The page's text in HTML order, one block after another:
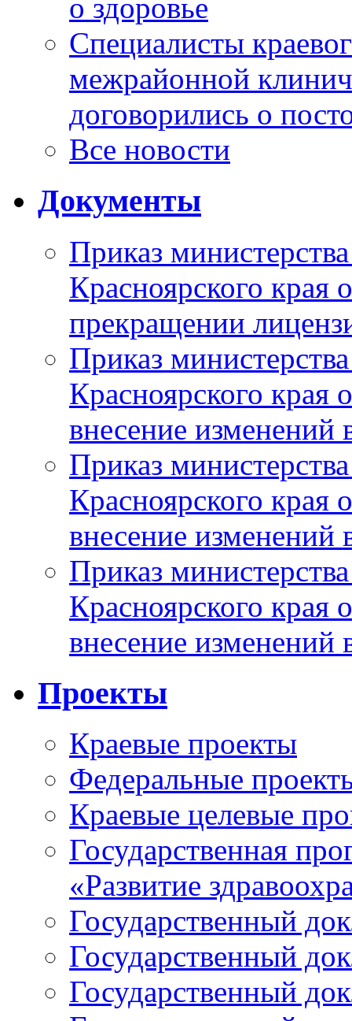
о здоровье
Специалисты
межрайонной
договорились о
Все новости
Документы
Приказ
Красноярского
прекращении
Приказ
Красноярского
внесение изменений
Приказ
Красноярского
внесение изменений
Приказ
Красноярского
внесение изменений
Проекты
Краевые проекты
Федеральные
Краевые целевые
Государственная
«Развитие
Государственный
Государственный
Государственный